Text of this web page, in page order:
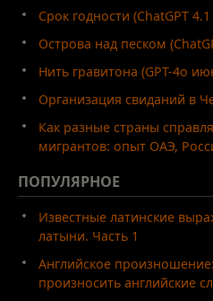
Срок годности (ChatGPT
Острова над песком
Нить гравитона (GPT-4o
Организация свиданий в
Как разные страны
мигрантов: опыт ОАЭ,
ПОПУЛЯРНОЕ
Известные латинские
латыни. Часть 1
Английское
произносить английские